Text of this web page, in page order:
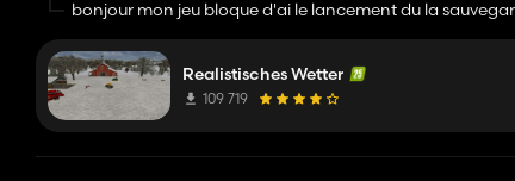
bonjour mon jeu bloque d'ai le lancement du la
Realistisches Wetter
109 719